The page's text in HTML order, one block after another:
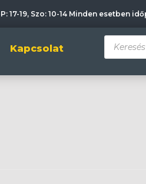
17-19, Szo: 10-14 Minden esetben
Kapcsolat